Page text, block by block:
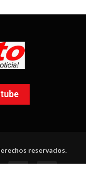
reservados.